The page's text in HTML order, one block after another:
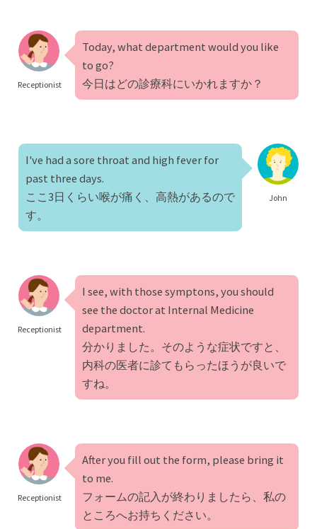
Receptionist
Today, what department would you like
to go?
今日はどの診療科にいかれますか？
John
I've had a sore throat and high fever for
past three days.
ここ3日くらい喉が痛く、高熱があるので
す。
Receptionist
I see, with those symptons, you should
see the doctor at Internal Medicine
department.
分かりました。そのような症状ですと、
内科の医者に診てもらったほうが良いで
すね。
Receptionist
After you fill out the form, please bring it
to me.
フォームの記入が終わりましたら、私の
ところへお持ちください。